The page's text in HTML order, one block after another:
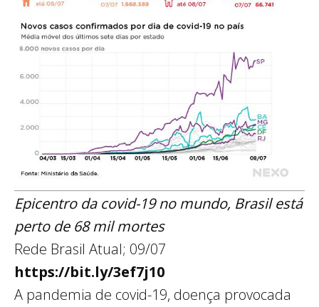
Epicentro da covid-19 no mundo, Brasil está
perto de 68 mil mortes
Rede Brasil Atual; 09/07
https://bit.ly/3ef7j10
A pandemia de covid-19, doença provocada